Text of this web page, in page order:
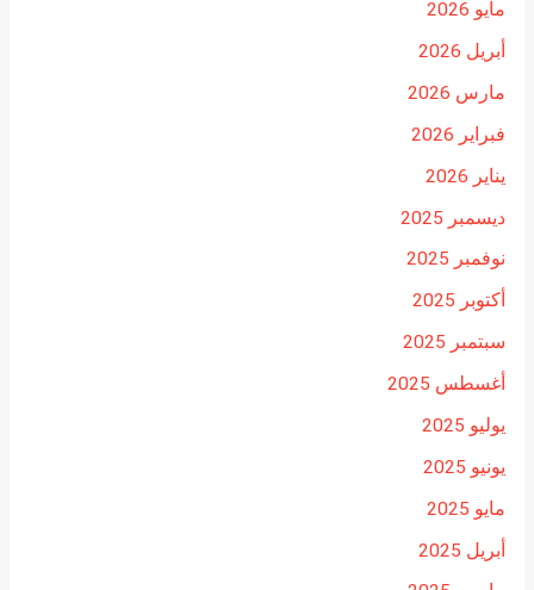
مايو 2026
أبريل 2026
مارس 2026
فبراير 2026
يناير 2026
ديسمبر 2025
نوفمبر 2025
أكتوبر 2025
سبتمبر 2025
أغسطس 2025
يوليو 2025
يونيو 2025
مايو 2025
أبريل 2025